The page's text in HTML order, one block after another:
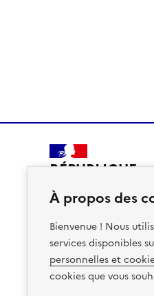
À propos des
Bienvenue ! Nous
services disponibles
personnelles et
cookies que vous
RÉPUBLIQUE
Plan du site